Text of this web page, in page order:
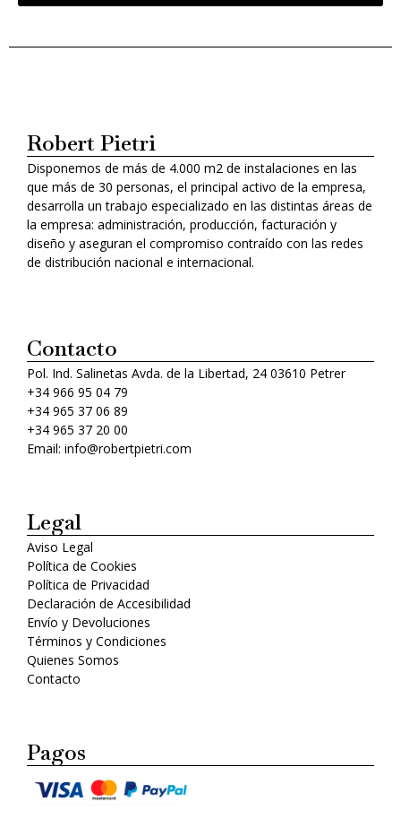
Robert Pietri
Disponemos de más de 4.000 m2 de instalaciones en las
que más de 30 personas, el principal activo de la empresa,
desarrolla un trabajo especializado en las distintas áreas de
la empresa: administración, producción, facturación y
diseño y aseguran el compromiso contraído con las redes
de distribución nacional e internacional.
Contacto
Pol. Ind. Salinetas Avda. de la Libertad, 24 03610 Petrer
+34 966 95 04 79
+34 965 37 06 89
+34 965 37 20 00
Email: info@robertpietri.com
Legal
Aviso Legal
Política de Cookies
Política de Privacidad
Declaración de Accesibilidad
Envío y Devoluciones
Términos y Condiciones
Quienes Somos
Contacto
Pagos